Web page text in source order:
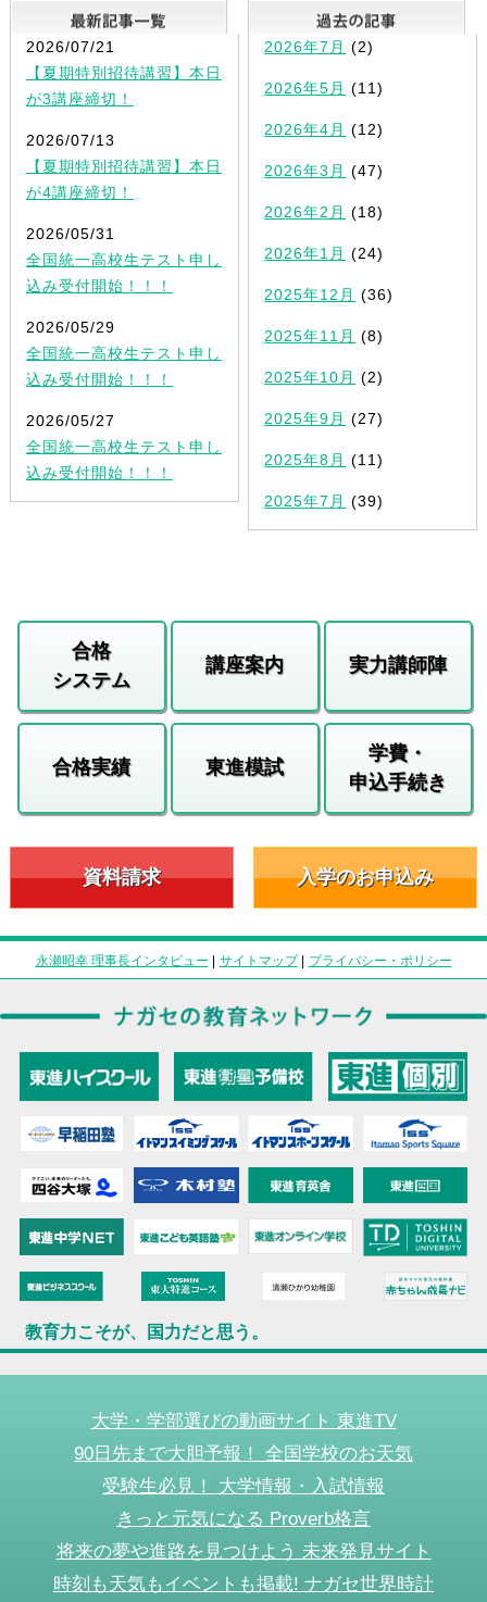
最新記事一覧
2026/07/21
【夏期特別招待講習】本日
が3講座締切！
2026/07/13
【夏期特別招待講習】本日
が4講座締切！
2026/05/31
全国統一高校生テスト申し
込み受付開始！！！
2026/05/29
全国統一高校生テスト申し
込み受付開始！！！
2026/05/27
全国統一高校生テスト申し
込み受付開始！！！
2026年7月 (2)
2026年5月 (11)
2026年4月 (12)
2026年3月 (47)
2026年2月 (18)
2026年1月 (24)
2025年12月 (36)
2025年11月 (8)
2025年10月 (2)
2025年9月 (27)
2025年8月 (11)
2025年7月 (39)
合格
システム
講座案内 実力講師陣
合格実績 東進模試
学費・
申込手続き
資料請求 入学のお申込み
永瀬昭幸 理事長インタビュー サイトマップ| プライバシー・ポリシー
教育力こそが、国力だと思う。
大学・学部選びの動画サイト 東進TV
90日先まで大胆予報！ 全国学校のお天気
受験生必見！ 大学情報・入試情報
きっと元気になる Proverb格言
将来の夢や進路を見つけよう 未来発見サイト
時刻も天気もイベントも掲載! ナガセ世界時計